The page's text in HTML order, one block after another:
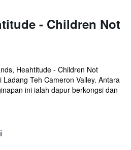
- Children Not
Heahtitude - Children Not
Teh Cameron Valley. Antara
ini ialah dapur berkongsi dan